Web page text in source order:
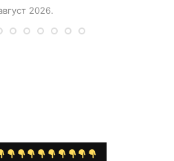
2026.